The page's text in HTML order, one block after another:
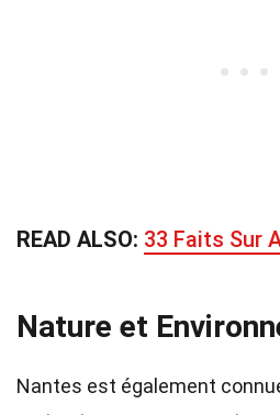
READ ALSO: 33 Faits Sur
Nature et
Nantes est également